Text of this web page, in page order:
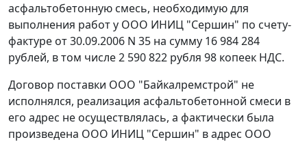
асфальтобетонную смесь, необходимую для
выполнения работ у ООО ИНИЦ "Сершин" по счету-
фактуре от 30.09.2006 N 35 на сумму 16 984 284
рублей, в том числе 2 590 822 рубля 98 копеек НДС.
Договор поставки ООО "Байкалремстрой" не
исполнялся, реализация асфальтобетонной смеси в
его адрес не осуществлялась, а фактически была
произведена ООО ИНИЦ "Сершин" в адрес ООО